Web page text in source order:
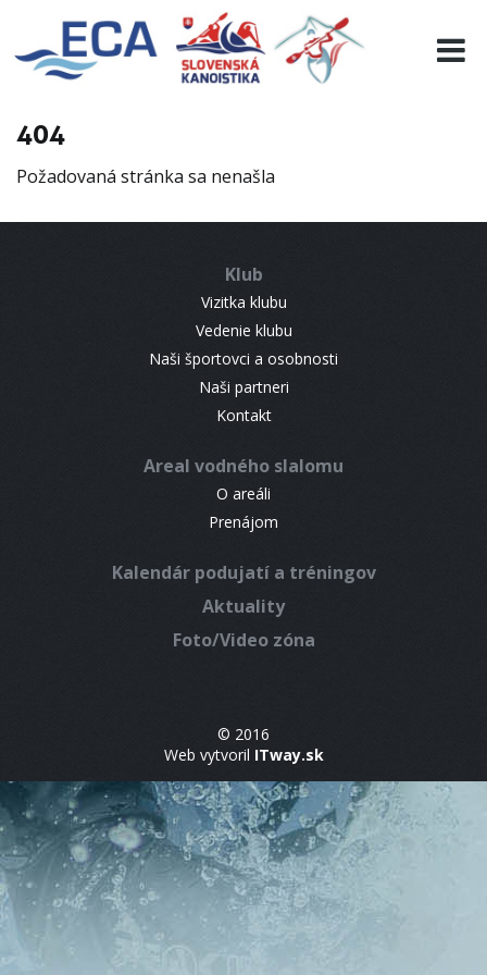
404
Požadovaná stránka sa nenašla
Klub
Vizitka klubu
Vedenie klubu
Naši športovci a osobnosti
Naši partneri
Kontakt
Areal vodného slalomu
O areáli
Prenájom
Kalendár podujatí a tréningov
Aktuality
Foto/Video zóna
© 2016
Web vytvoril ITway.sk
EURO 19
INFO
RESULTS
CONTACT